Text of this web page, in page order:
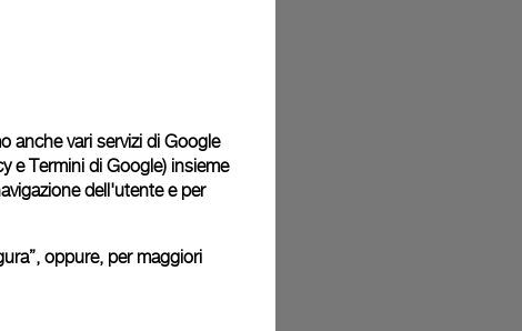
anche vari servizi di Google
e Termini di Google) insieme
dell'utente e per
oppure, per maggiori